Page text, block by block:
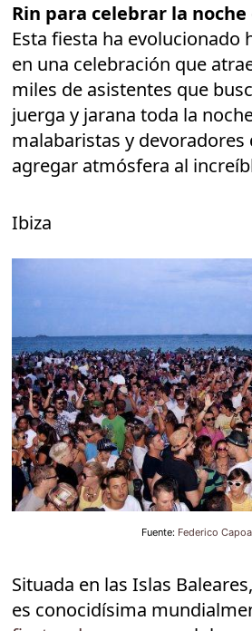
Rin para celebrar la
Esta fiesta ha evolucionado
en una celebración que
miles de asistentes que
juerga y jarana toda la
malabaristas y devoradores
agregar atmósfera al
Ibiza
Fuente: Federico
Situada en las Islas
es conocidísima